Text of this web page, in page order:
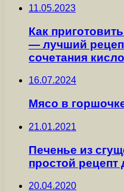
11.05.2023
Как
— лучший
сочетания
16.07.2024
Мясо в
21.01.2021
Печенье из
простой рецепт
20.04.2020